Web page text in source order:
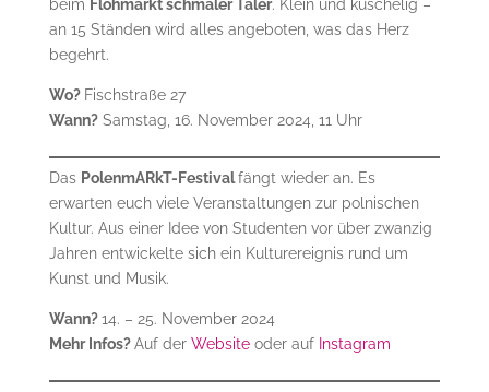
beim Flohmarkt schmaler Taler. Klein und kuschelig –
an 15 Ständen wird alles angeboten, was das Herz
begehrt.
Wo? Fischstraße 27
Wann?Samstag, 16. November 2024, 11 Uhr
Das PolenmARkT-Festivalfängt wieder an. Es
erwarten euch viele Veranstaltungen zur polnischen
Kultur. Aus einer Idee von Studenten vor über zwanzig
Jahren entwickelte sich ein Kulturereignis rund um
Kunst und Musik.
Wann?14. – 25. November 2024
Mehr Infos?Auf der Websiteoder auf Instagram